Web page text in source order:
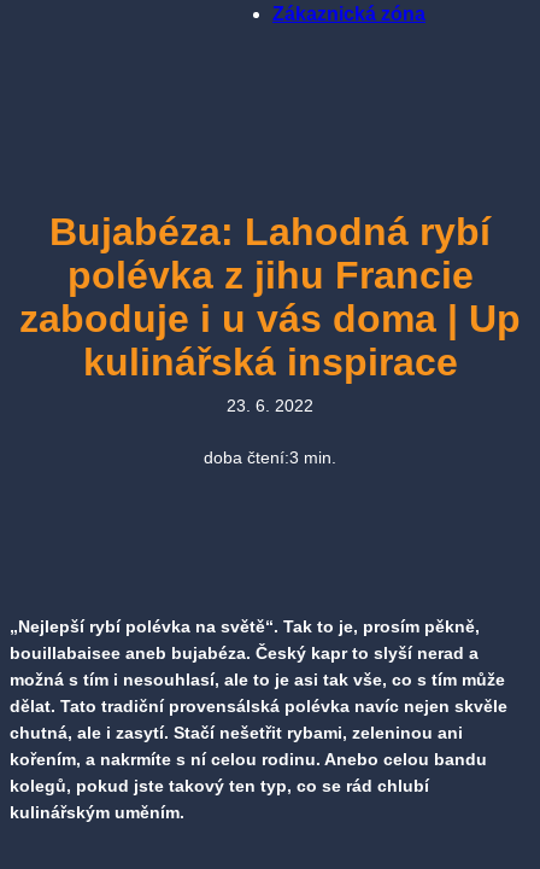
Zákaznická zóna
Bujabéza: Lahodná rybí
polévka z jihu Francie
zaboduje i u vás doma | Up
kulinářská inspirace
23. 6. 2022
doba čtení:3 min.
„Nejlepší rybí polévka na světě“. Tak to je, prosím pěkně,
bouillabaisee aneb bujabéza. Český kapr to slyší nerad a
možná s tím i nesouhlasí, ale to je asi tak vše, co s tím může
dělat. Tato tradiční provensálská polévka navíc nejen skvěle
chutná, ale i zasytí. Stačí nešetřit rybami, zeleninou ani
kořením, a nakrmíte s ní celou rodinu. Anebo celou bandu
kolegů, pokud jste takový ten typ, co se rád chlubí
kulinářským uměním.